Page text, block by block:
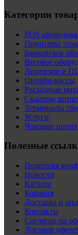
Категории
POS
Принтеры
Банковское
Весовое
Лицензии и
Онлайн-кассы
Расходные
Сканеры
Терминалы
Услуги
Чековые
Полезные
Политика
Новости
Каталог
Корзина
Доставка и
Контакты
Согласие на
Договор